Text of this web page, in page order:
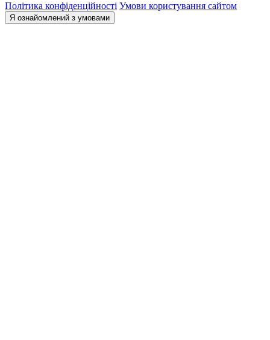
Політика конфіденційності Умови користування сайтом
Я ознайомлений з умовами